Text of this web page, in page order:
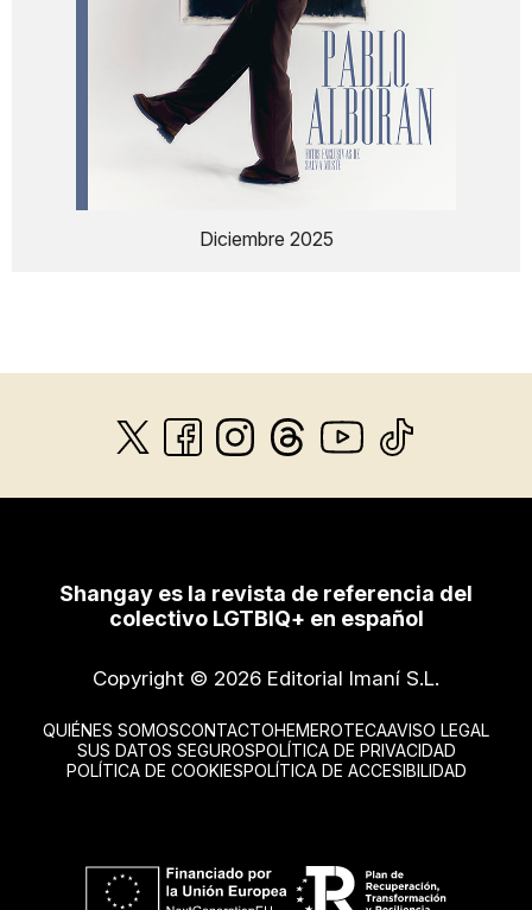
Diciembre 2025
Shangay es la revista de referencia del
colectivo LGTBIQ+ en español
Copyright © 2026 Editorial Imaní S.L.
QUIÉNES SOMOSCONTACTOHEMEROTECAAVISO LEGAL
SUS DATOS SEGUROSPOLÍTICA DE PRIVACIDAD
POLÍTICA DE COOKIESPOLÍTICA DE ACCESIBILIDAD